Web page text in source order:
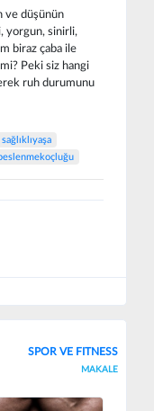
ve düşünün
yorgun, sinirli,
biraz çaba ile
Peki siz hangi
ruh durumunu
sağlıklıyaşa
SPOR VE FITNESS
MAKALE